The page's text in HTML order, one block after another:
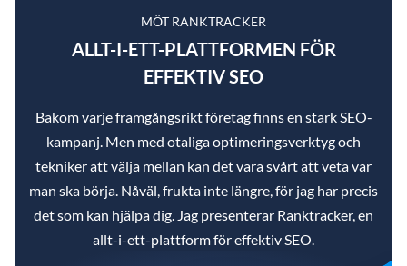
MÖT RANKTRACKER
ALLT-I-ETT-PLATTFORMEN FÖR
EFFEKTIV SEO
Bakom varje framgångsrikt företag finns en stark SEO-
kampanj. Men med otaliga optimeringsverktyg och
tekniker att välja mellan kan det vara svårt att veta var
man ska börja. Nåväl, frukta inte längre, för jag har precis
det som kan hjälpa dig. Jag presenterar Ranktracker, en
allt-i-ett-plattform för effektiv SEO.